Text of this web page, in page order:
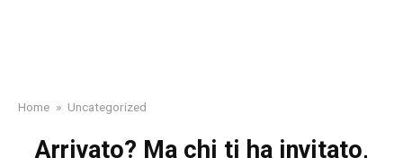
Home » Uncategorized
Arrivato? Ma chi ti ha invitato,